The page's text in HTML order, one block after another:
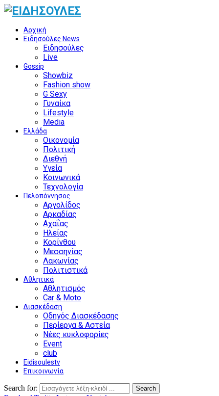
Αρχική
Ειδησούλες News
Ειδησούλες
Live
Gossip
Showbiz
Fashion show
G Sexy
Γυναίκα
Lifestyle
Media
Ελλάδα
Οικονομία
Πολιτική
Διεθνή
Υγεία
Κοινωνικά
Τεχνολογία
Πελοπόννησος
Αργολίδος
Αρκαδίας
Αχαΐας
Ηλείας
Κορίνθου
Μεσσηνίας
Λακωνίας
Πολιτιστικά
Αθλητικά
Αθλητισμός
Car & Moto
Διασκέδαση
Οδηγός Διασκέδασης
Περίεργα & Αστεία
Νέες κυκλοφορίες
Event
club
Eidisoulestv
Επικοινωνία
Search for: Search